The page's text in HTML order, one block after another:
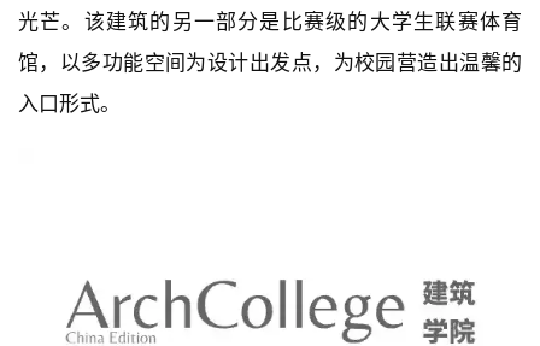
光芒。该建筑的另一部分是比赛级的大学生联赛体育
馆，以多功能空间为设计出发点，为校园营造出温馨的
入口形式。